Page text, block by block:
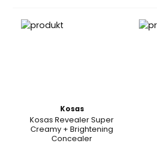
Kosas
Kosas Revealer Super
Creamy + Brightening
Concealer